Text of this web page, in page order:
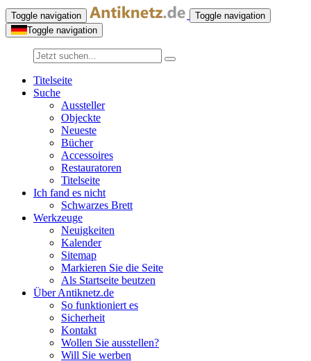
Toggle navigation
Toggle navigation
Toggle navigation
Titelseite
Suche
Aussteller
Objeckte
Neueste
Bücher
Accessoires
Restauratoren
Titelseite
Ich fand es nicht
Schwarzes Brett
Werkzeuge
Neuigkeiten
Kalender
Sitemap
Markieren Sie die Seite
Als Startseite beutzen
Über Antiknetz.de
So funktioniert es
Sicherheit
Kontakt
Wollen Sie ausstellen?
Will Sie werben